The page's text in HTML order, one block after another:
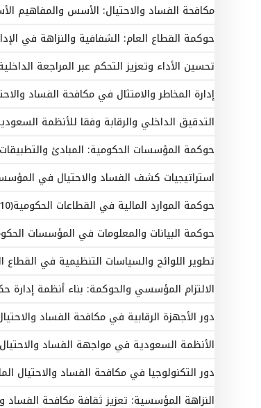
مكافحة الفساد والاحتيال: الأسس والمفاهيم
حوكمة القطاع العام: الشفافية والنزاهة في
تحسين الأداء وتعزيز التحكم عبر المراجعة
إدارة المخاطر والامتثال في مكافحة الفساد
التدقيق الداخلي والرقابة وفقا للأنظمة
حوكمة المؤسسات الحكومية: المبادئ والتطبيقات
استراتيجيات كشف الفساد والاحتيال في
حوكمة الموارد المالية في القطاعات الحكومية(10 أيام)
حوكمة البيانات والمعلومات في المؤسسات الحكومية(10
تطوير اللوائح والسياسات التنظيمية في القطاع
الالتزام المؤسسي والحوكمة: بناء أنظمة إدارة حكومية
دور الأجهزة الرقابية في مكافحة الفساد
الأنظمة السعودية في مواجهة الفساد
دور التكنولوجيا في مكافحة الفساد والاحتيال
النزاهة المؤسسية: تعزيز ثقافة مكافحة الفساد